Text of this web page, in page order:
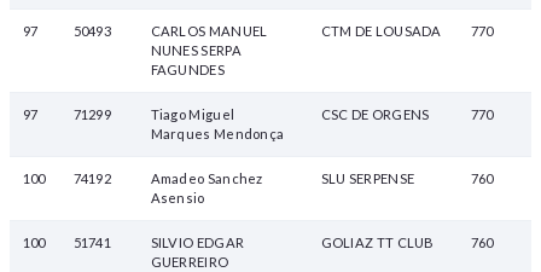
97 50493
CARLOS MANUEL
NUNES SERPA
FAGUNDES
CTM DE LOUSADA 770
97 71299
Tiago Miguel
Marques Mendonça
CSC DE ORGENS 770
100 74192
Amadeo Sanchez
Asensio
SLU SERPENSE 760
100 51741
SILVIO EDGAR
GUERREIRO
GOLIAZ TT CLUB 760